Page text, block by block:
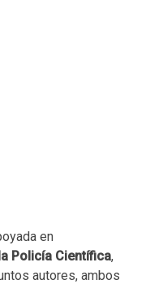
en
Policía Científica,
autores, ambos